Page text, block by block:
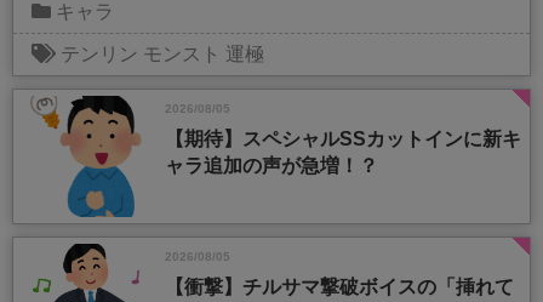
キャラ
テンリン モンスト 運極
2026/08/05
【期待】スペシャルSSカットインに新キ
ャラ追加の声が急増！？
2026/08/05
【衝撃】チルサマ撃破ボイスの「挿れて